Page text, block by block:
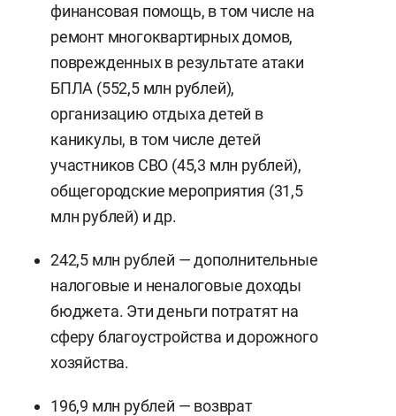
финансовая помощь, в том числе на
ремонт многоквартирных домов,
поврежденных в результате атаки
БПЛА (552,5 млн рублей),
организацию отдыха детей в
каникулы, в том числе детей
участников СВО (45,3 млн рублей),
общегородские мероприятия (31,5
млн рублей) и др.
242,5 млн рублей — дополнительные
налоговые и неналоговые доходы
бюджета. Эти деньги потратят на
сферу благоустройства и дорожного
хозяйства.
196,9 млн рублей — возврат